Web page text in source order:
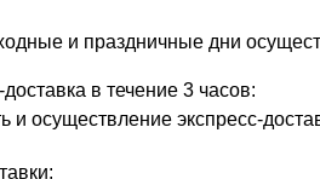
и праздничные дни
в течение 3 часов:
и осуществление экспресс-